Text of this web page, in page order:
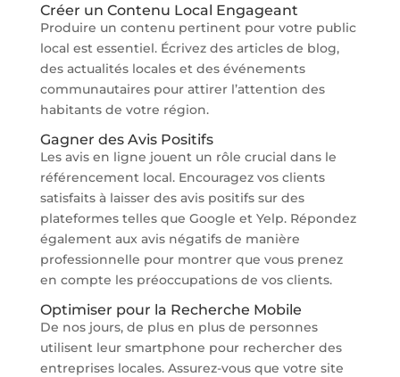
Créer un Contenu Local Engageant
Produire un contenu pertinent pour votre public
local est essentiel. Écrivez des articles de blog,
des actualités locales et des événements
communautaires pour attirer l’attention des
habitants de votre région.
Gagner des Avis Positifs
Les avis en ligne jouent un rôle crucial dans le
référencement local. Encouragez vos clients
satisfaits à laisser des avis positifs sur des
plateformes telles que Google et Yelp. Répondez
également aux avis négatifs de manière
professionnelle pour montrer que vous prenez
en compte les préoccupations de vos clients.
Optimiser pour la Recherche Mobile
De nos jours, de plus en plus de personnes
utilisent leur smartphone pour rechercher des
entreprises locales. Assurez-vous que votre site